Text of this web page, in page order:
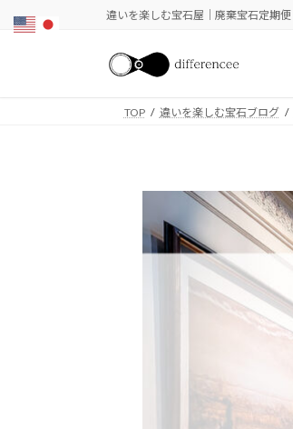
違いを楽しむ宝石屋｜廃棄宝石定期便
TOP 違いを楽しむ宝石ブログ